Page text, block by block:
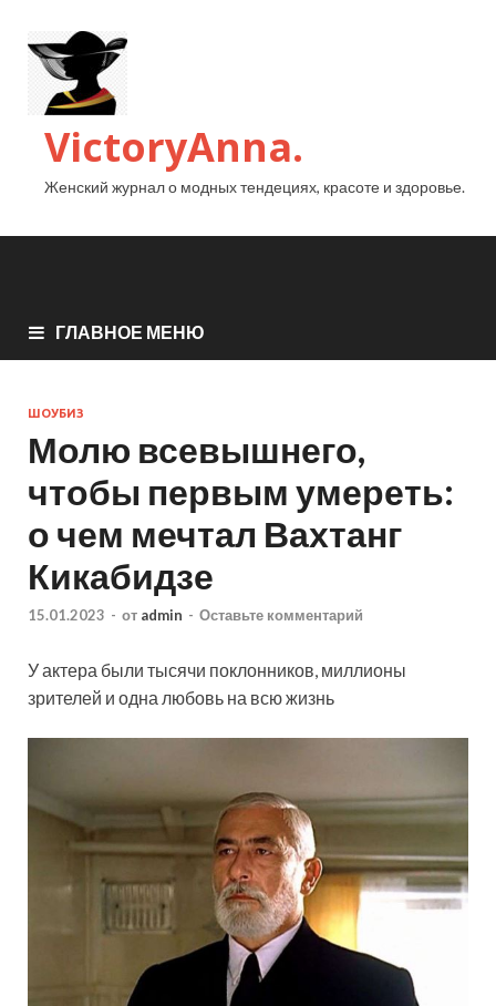
VictoryAnna.
Женский журнал о модных тендециях, красоте и здоровье.
ГЛАВНОЕ МЕНЮ
ШОУБИЗ
Молю всевышнего,
чтобы первым умереть:
о чем мечтал Вахтанг
Кикабидзе
15.01.2023 - от admin - Оставьте комментарий
У актера были тысячи поклонников, миллионы
зрителей и одна любовь на всю жизнь